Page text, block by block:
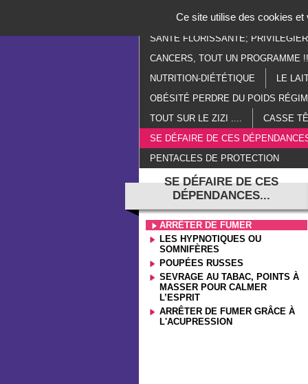
ACCUEIL PARANORMAL
SANTÉ FLORISSANTE;
CANCERS, TOUT UN PROGRAMME
NUTRITION-DIÉTÉTIQUE
LE
OBÉSITÉ PERDRE DU POIDS
TOUT SUR LE ZIZI ....
CASSE
SE DÉFAIRE DE CES
PENTACLES DE PROTECTION
SE DÉFAIRE DE CES
DÉPENDANCES...
ARRÊTER DE FUMER
LES HYPNOTIQUES OU
SOMNIFÈRES
POUPÉES RUSSES
SEVRAGE AU TABAC, POINTS À
MASSER POUR CALMER
L’ESPRIT
ARRÊTER DE FUMER GRÂCE À
L'ACUPRESSION
Ce site utilise des cookies